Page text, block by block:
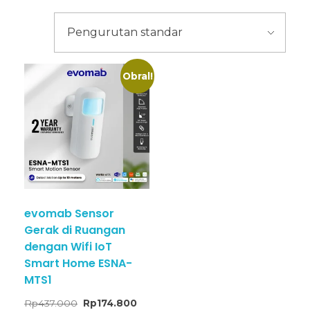
Obral!
evomab Sensor
Gerak di Ruangan
dengan Wifi IoT
Smart Home ESNA-
MTS1
Rp437.000 Rp174.800